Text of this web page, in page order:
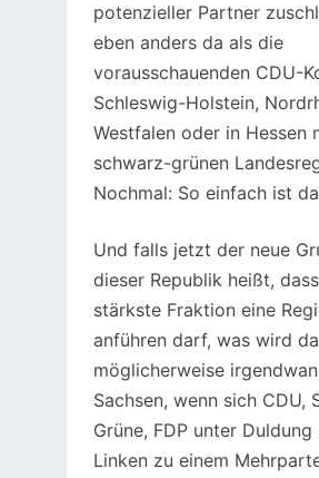
potenzieller Partner
eben anders da als die
vorausschauenden CDU-
Schleswig-Holstein,
Westfalen oder in Hessen
schwarz-grünen
Nochmal: So einfach ist
Und falls jetzt der neue
dieser Republik heißt,
stärkste Fraktion eine
anführen darf, was wird
möglicherweise
Sachsen, wenn sich CDU,
Grüne, FDP unter Duldung
Linken zu einem